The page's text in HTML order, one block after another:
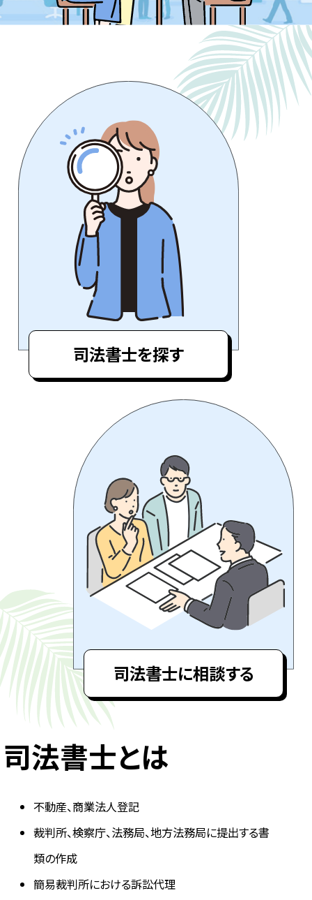
司法書士とは
不動産、商業法人登記
裁判所、検察庁、法務局、地方法務局に提出する書
類の作成
簡易裁判所における訴訟代理
司法書士を探す
司法書士に相談する